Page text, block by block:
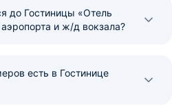
до Гостиницы «Отель
и ж/д вокзала?
есть в Гостинице